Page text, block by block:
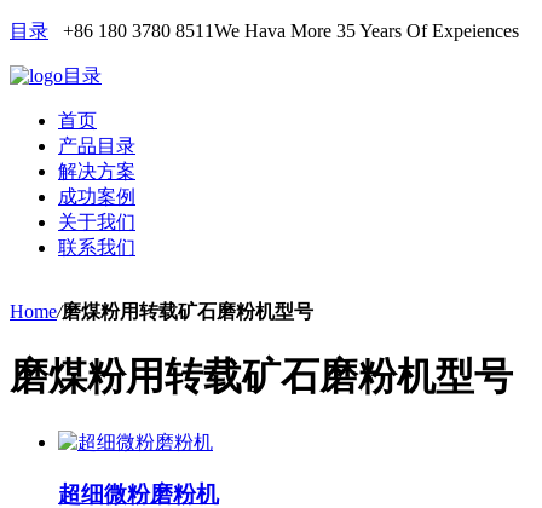
目录 +86 180 3780 8511We Hava More 35 Years Of Expeiences
目录
首页
产品目录
解决方案
成功案例
关于我们
联系我们
Home/磨煤粉用转载矿石磨粉机型号
磨煤粉用转载矿石磨粉机型号
超细微粉磨粉机